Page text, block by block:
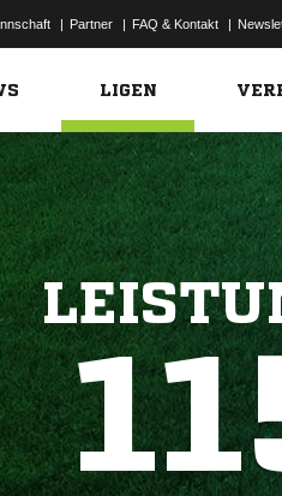
| Partner | FAQ & Kontakt |
LIGEN